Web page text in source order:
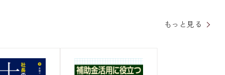
もっと見る